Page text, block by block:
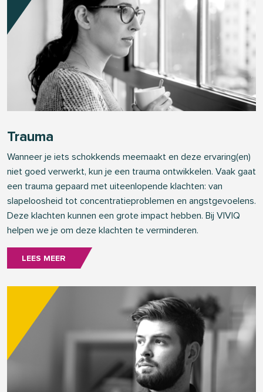
Trauma
Wanneer je iets schokkends meemaakt en deze ervaring(en)
niet goed verwerkt, kun je een trauma ontwikkelen. Vaak gaat
een trauma gepaard met uiteenlopende klachten: van
slapeloosheid tot concentratieproblemen en angstgevoelens.
Deze klachten kunnen een grote impact hebben. Bij VIVIQ
helpen we je om deze klachten te verminderen.
LEES MEER